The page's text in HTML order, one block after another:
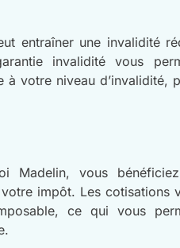
entraîner une invalidité
invalidité vous
à votre niveau d’invalidité,
vous bénéficiez
impôt. Les cotisations
ce qui vous